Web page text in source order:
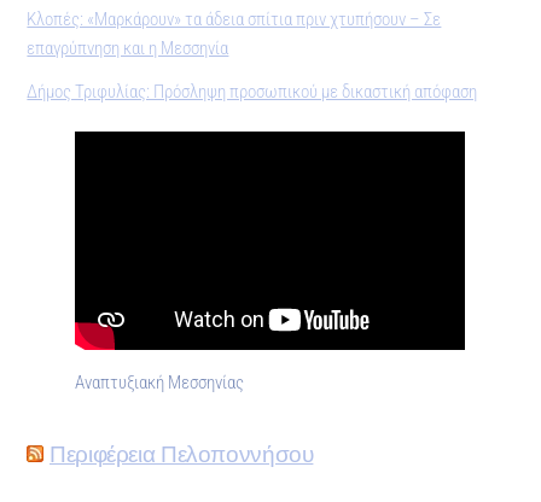
Κλοπές: «Μαρκάρουν» τα άδεια σπίτια πριν χτυπήσουν – Σε
επαγρύπνηση και η Μεσσηνία
Δήμος Τριφυλίας: Πρόσληψη προσωπικού με δικαστική απόφαση
Αναπτυξιακή Μεσσηνίας
Περιφέρεια Πελοποννήσου